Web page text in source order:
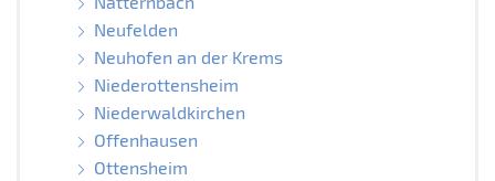
Neufelden
Neuhofen an der Krems
Niederottensheim
Niederwaldkirchen
Offenhausen
Ottensheim